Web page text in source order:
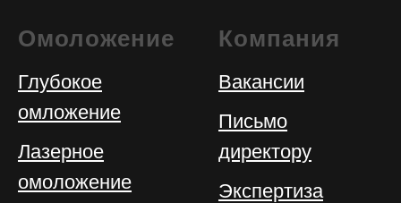
Омоложение
Глубокое
омложение
Лазерное
омоложение
Компания
Вакансии
Письмо
директору
Экспертиза